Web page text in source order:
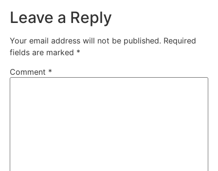
Leave a Reply
Your email address will not be published. Required
fields are marked *
Comment *